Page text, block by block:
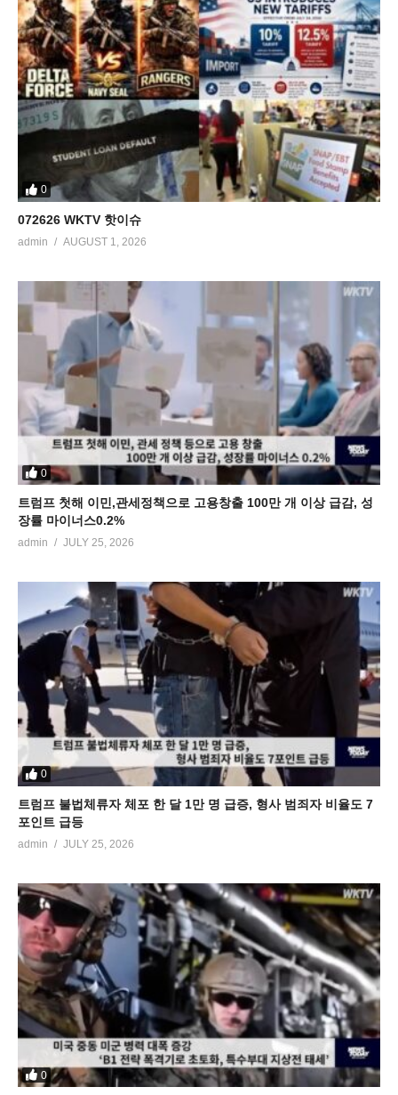
0
072626 WKTV 핫이슈
admin AUGUST 1, 2026
0
트럼프 첫해 이민,관세정책으로 고용창출 100만 개 이상 급감, 성
장률 마이너스0.2%
admin JULY 25, 2026
0
트럼프 불법체류자 체포 한 달 1만 명 급증, 형사 범죄자 비율도 7
포인트 급등
admin JULY 25, 2026
0